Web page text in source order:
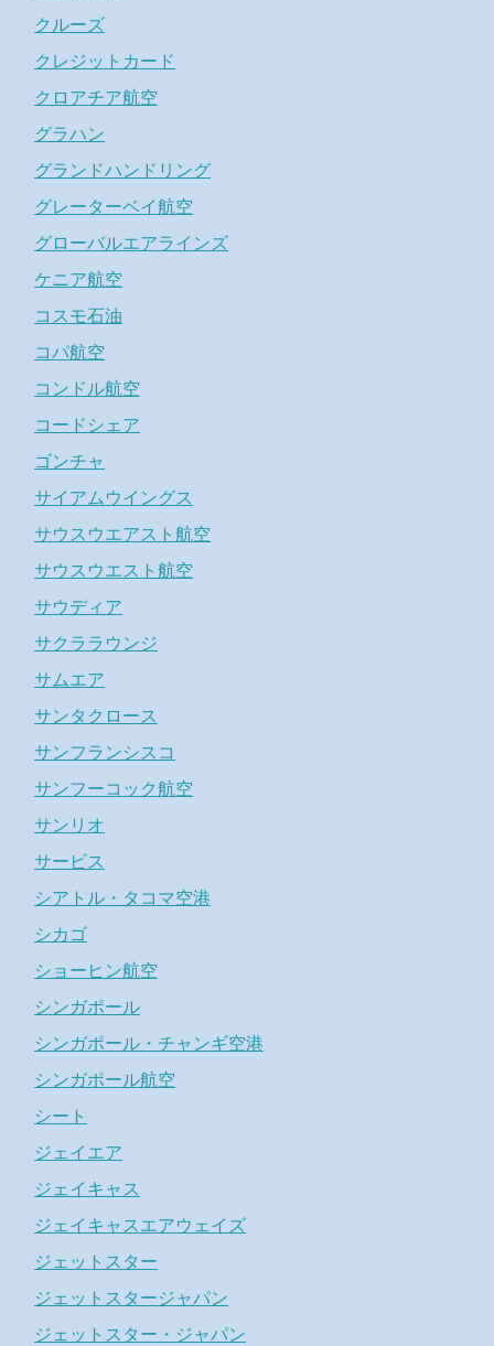
クルーズ
クレジットカード
クロアチア航空
グラハン
グランドハンドリング
グレーターベイ航空
グローバルエアラインズ
ケニア航空
コスモ石油
コパ航空
コンドル航空
コードシェア
ゴンチャ
サイアムウイングス
サウスウエアスト航空
サウスウエスト航空
サウディア
サクララウンジ
サムエア
サンタクロース
サンフランシスコ
サンフーコック航空
サンリオ
サービス
シアトル・タコマ空港
シカゴ
ショーヒン航空
シンガポール
シンガポール・チャンギ空港
シンガポール航空
シート
ジェイエア
ジェイキャス
ジェイキャスエアウェイズ
ジェットスター
ジェットスタージャパン
ジェットスター・ジャパン